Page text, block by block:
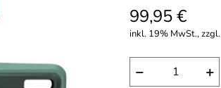
99,95 €
inkl. 19% MwSt., zzgl.
− +